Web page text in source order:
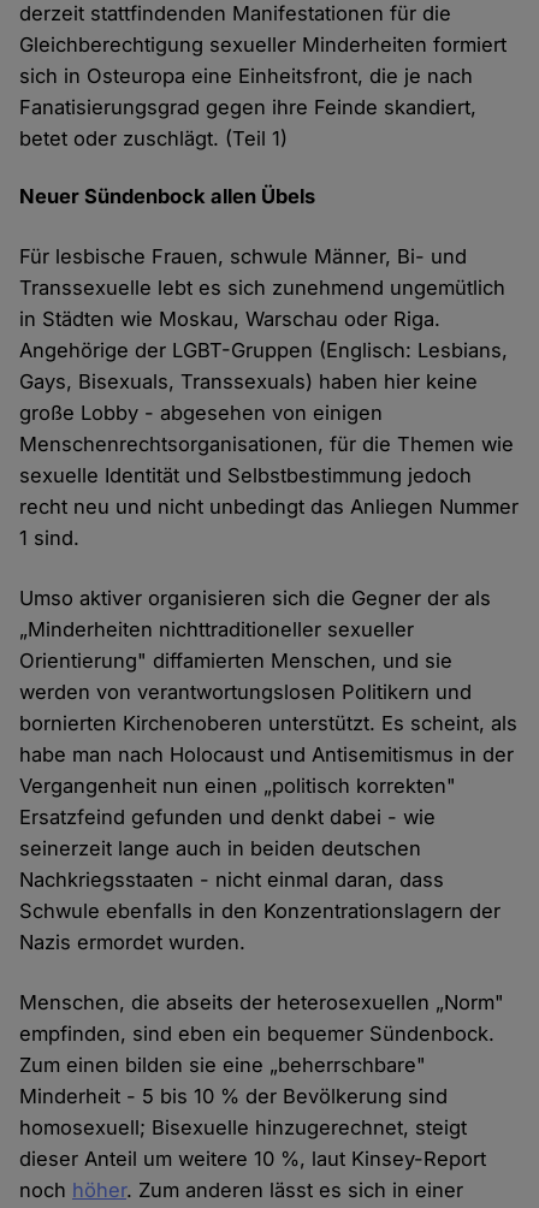
derzeit stattfindenden Manifestationen für die
Gleichberechtigung sexueller Minderheiten formiert
sich in Osteuropa eine Einheitsfront, die je nach
Fanatisierungsgrad gegen ihre Feinde skandiert,
betet oder zuschlägt. (Teil 1)
Neuer Sündenbock allen Übels
Für lesbische Frauen, schwule Männer, Bi- und
Transsexuelle lebt es sich zunehmend ungemütlich
in Städten wie Moskau, Warschau oder Riga.
Angehörige der LGBT-Gruppen (Englisch: Lesbians,
Gays, Bisexuals, Transsexuals) haben hier keine
große Lobby - abgesehen von einigen
Menschenrechtsorganisationen, für die Themen wie
sexuelle Identität und Selbstbestimmung jedoch
recht neu und nicht unbedingt das Anliegen Nummer
1 sind.
Umso aktiver organisieren sich die Gegner der als
„Minderheiten nichttraditioneller sexueller
Orientierung" diffamierten Menschen, und sie
werden von verantwortungslosen Politikern und
bornierten Kirchenoberen unterstützt. Es scheint, als
habe man nach Holocaust und Antisemitismus in der
Vergangenheit nun einen „politisch korrekten"
Ersatzfeind gefunden und denkt dabei - wie
seinerzeit lange auch in beiden deutschen
Nachkriegsstaaten - nicht einmal daran, dass
Schwule ebenfalls in den Konzentrationslagern der
Nazis ermordet wurden.
Menschen, die abseits der heterosexuellen „Norm"
empfinden, sind eben ein bequemer Sündenbock.
Zum einen bilden sie eine „beherrschbare"
Minderheit - 5 bis 10 % der Bevölkerung sind
homosexuell; Bisexuelle hinzugerechnet, steigt
dieser Anteil um weitere 10 %, laut Kinsey-Report
noch höher. Zum anderen lässt es sich in einer